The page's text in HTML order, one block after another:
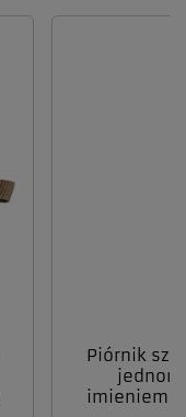
Piórnik
imieniem